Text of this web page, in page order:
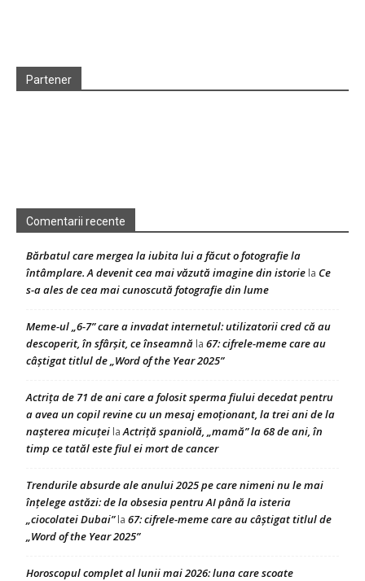
Partener
Comentarii recente
Bărbatul care mergea la iubita lui a făcut o fotografie la
întâmplare. A devenit cea mai văzută imagine din istorie la Ce
s-a ales de cea mai cunoscută fotografie din lume
Meme-ul „6-7” care a invadat internetul: utilizatorii cred că au
descoperit, în sfârșit, ce înseamnă la 67: cifrele-meme care au
câștigat titlul de „Word of the Year 2025”
Actrița de 71 de ani care a folosit sperma fiului decedat pentru
a avea un copil revine cu un mesaj emoționant, la trei ani de la
nașterea micuței laActriță spaniolă, „mamă” la 68 de ani, în
timp ce tatăl este fiul ei mort de cancer
Trendurile absurde ale anului 2025 pe care nimeni nu le mai
înțelege astăzi: de la obsesia pentru AI până la isteria
„ciocolatei Dubai”la 67: cifrele-meme care au câștigat titlul de
„Word of the Year 2025”
Horoscopul complet al lunii mai 2026: luna care scoate